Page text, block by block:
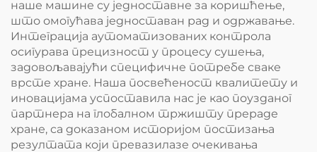
наше машине су једноставне за коришћење,
што омогућава једноставан рад и одржавање.
Интеграција аутоматизованих контрола
осигурава прецизност у процесу сушења,
задовољавајући специфичне потребе сваке
врсте хране. Наша посвећеност квалитету и
иновацијама успоставила нас је као поузданог
партнера на глобалном тржишту прераде
хране, са доказаном историјом постизања
резултата који превазилазе очекивања